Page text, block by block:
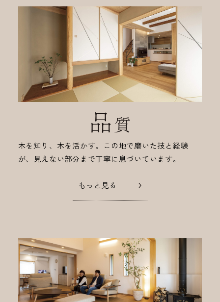
木を知り、木を活かす。この地で磨いた技と経験
が、見えない部分まで丁寧に息づいています。
もっと見る